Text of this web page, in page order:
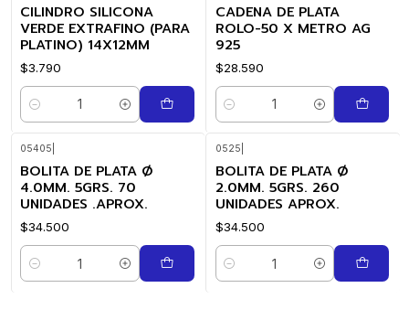
CILINDRO SILICONA
VERDE EXTRAFINO (PARA
PLATINO) 14X12MM
$3.790
Cantidad
CADENA DE PLATA
ROLO-50 X METRO AG
925
$28.590
Cantidad
05405
BOLITA DE PLATA Ø
4.0MM. 5GRS. 70
UNIDADES .APROX.
$34.500
Cantidad
0525
BOLITA DE PLATA Ø
2.0MM. 5GRS. 260
UNIDADES APROX.
$34.500
Cantidad